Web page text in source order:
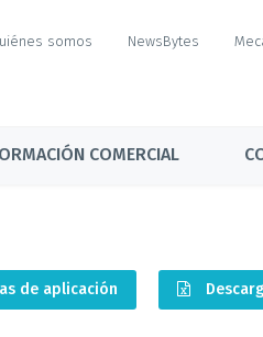
somos NewsBytes
COMERCIAL
de aplicación